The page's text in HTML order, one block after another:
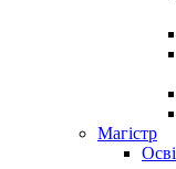
Магістр